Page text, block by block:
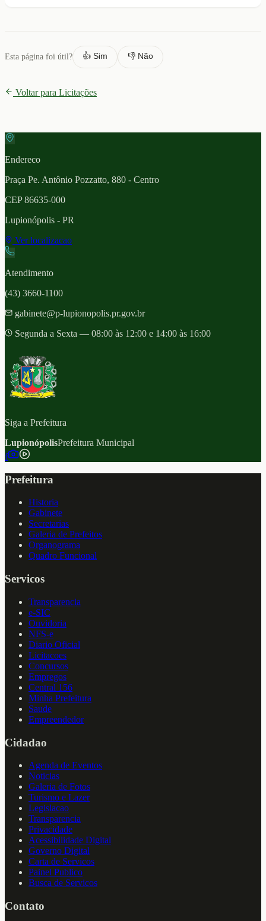
Esta página foi útil? 👍 Sim 👎 Não
Voltar para Licitações
Endereco
Praça Pe. Antônio Pozzatto, 880 - Centro
CEP86635-000
Lupionópolis - PR
Ver localizacao
Atendimento
(43) 3660-1100
gabinete@p-lupionopolis.pr.gov.br
Segunda a Sexta — 08:00 às 12:00 e 14:00 às 16:00
Siga a Prefeitura
LupionópolisPrefeitura Municipal
f
Prefeitura
Historia
Gabinete
Secretarias
Galeria de Prefeitos
Organograma
Quadro Funcional
Servicos
Transparencia
e-SIC
Ouvidoria
NFS-e
Diario Oficial
Licitacoes
Concursos
Empregos
Central 156
Minha Prefeitura
Saude
Empreendedor
Cidadao
Agenda de Eventos
Noticias
Galeria de Fotos
Turismo e Lazer
Legislacao
Transparencia
Privacidade
Acessibilidade Digital
Governo Digital
Carta de Servicos
Painel Publico
Busca de Servicos
Contato